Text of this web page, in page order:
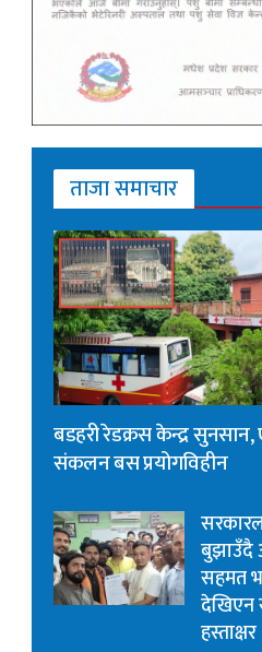
ताजा समाचार
बडहरी रेडक्रस केन्द्र
संकलन बस प्रयोगविहीन
बुझाउँदै
सहमत
देखिएन
हस्ताक्षर